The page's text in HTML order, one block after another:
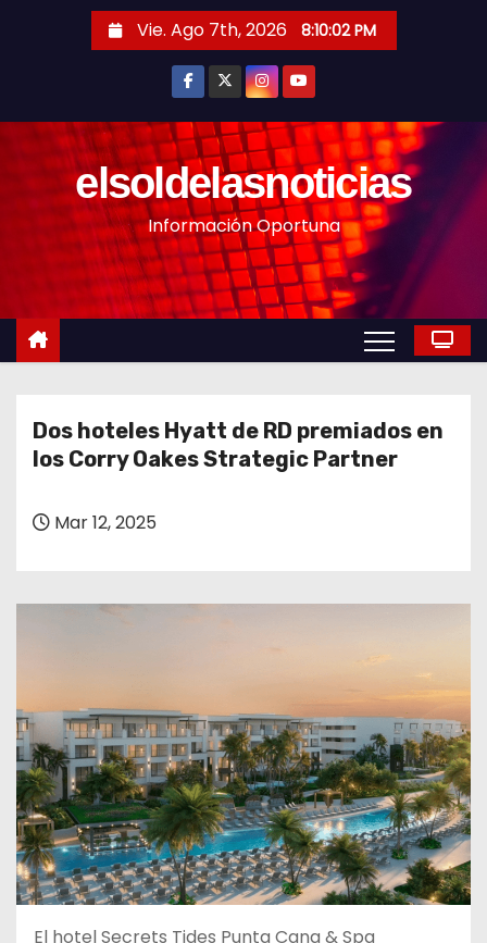
n
Vie. Ago 7th, 2026 8:10:04 PM
elsoldelasnoticias
Información Oportuna
Dos hoteles Hyatt de RD premiados en
los Corry Oakes Strategic Partner
Mar 12, 2025
El hotel Secrets Tides Punta Cana & Spa